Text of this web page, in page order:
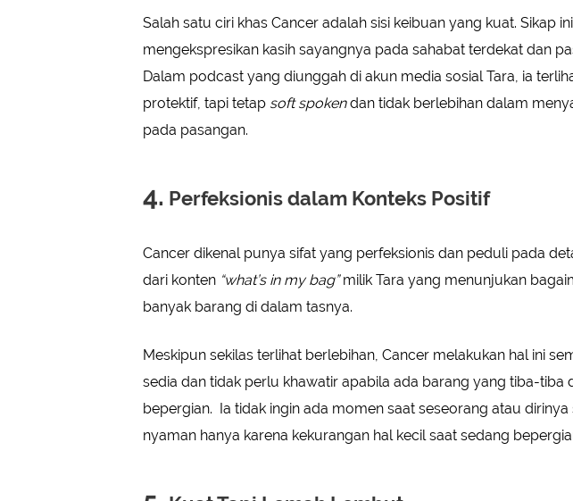
Salah satu ciri khas Cancer adalah sisi keibuan yang kuat. Sikap
mengekspresikan kasih sayangnya pada sahabat terdekat dan
Dalam podcast yang diunggah di akun media sosial Tara, ia
protektif, tapi tetap soft spokendan tidak berlebihan dalam
pada pasangan.
4. Perfeksionis dalam Konteks Positif
Cancer dikenal punya sifat yang perfeksionis dan peduli pada
dari konten “what’s in my bag”milik Tara yang menunjukan
banyak barang di dalam tasnya.
Meskipun sekilas terlihat berlebihan, Cancer melakukan hal ini
sedia dan tidak perlu khawatir apabila ada barang yang tiba-tiba
bepergian. Ia tidak ingin ada momen saat seseorang atau
nyaman hanya karena kekurangan hal kecil saat sedang